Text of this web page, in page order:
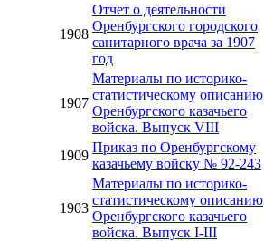
1908
Отчет о деятельности
Оренбургского городского
санитарного врача за 1907
год
1907
Материалы по историко-
статистическому описанию
Оренбургского казачьего
войска. Выпуск VIII
1909
Приказ по Оренбургскому
казачьему войску № 92-243
1903
Материалы по историко-
статистическому описанию
Оренбургского казачьего
войска. Выпуск I-III